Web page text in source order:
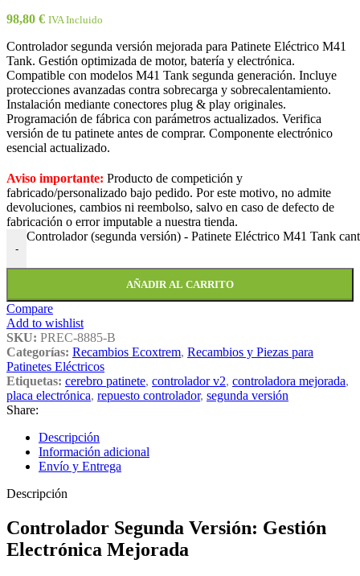
98,80 € IVA Incluido
Controlador segunda versión mejorada para Patinete Eléctrico M41
Tank. Gestión optimizada de motor, batería y electrónica.
Compatible con modelos M41 Tank segunda generación. Incluye
protecciones avanzadas contra sobrecarga y sobrecalentamiento.
Instalación mediante conectores plug & play originales.
Programación de fábrica con parámetros actualizados. Verifica
versión de tu patinete antes de comprar. Componente electrónico
esencial actualizado.
Aviso importante: Producto de competición y
fabricado/personalizado bajo pedido. Por este motivo, no admite
devoluciones, cambios ni reembolso, salvo en caso de defecto de
fabricación o error imputable a nuestra tienda.
-
Controlador (segunda versión) - Patinete Eléctrico M41 Tank
AÑADIR AL CARRITO
Compare
Add to wishlist
SKU: PREC-8885-B
Categorías: Recambios Ecoxtrem, Recambios y Piezas para
Patinetes Eléctricos
Etiquetas: cerebro patinete, controlador v2, controladora mejorada,
placa electrónica, repuesto controlador, segunda versión
Share:
Descripción
Información adicional
Envío y Entrega
Descripción
Controlador Segunda Versión: Gestión
Electrónica Mejorada